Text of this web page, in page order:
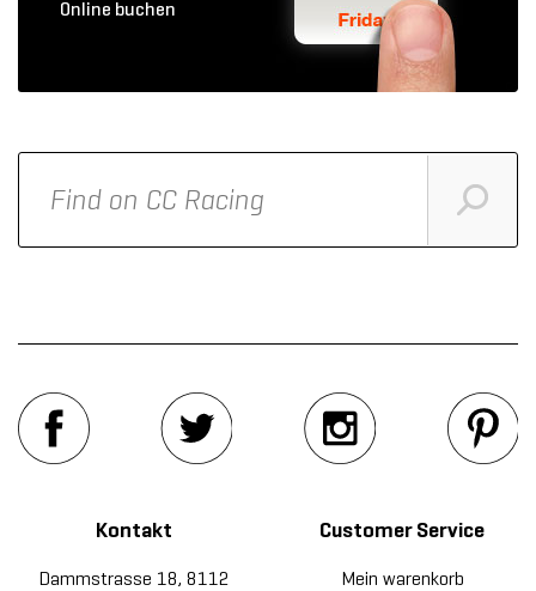
Online buchen
Kontakt
Dammstrasse 18, 8112
Customer Service
Mein warenkorb